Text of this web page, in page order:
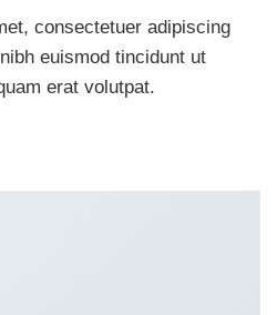
consectetuer adipiscing
euismod tincidunt ut
erat volutpat.